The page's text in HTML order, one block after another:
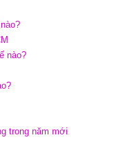
nào?
trong năm mới